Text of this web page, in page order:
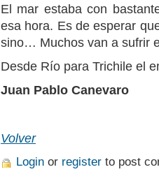
El mar estaba con
esa hora. Es de esperar
sino… Muchos van a sufrir
Desde Río para Trichile el
Juan Pablo Canevaro
Volver
Login or register to post